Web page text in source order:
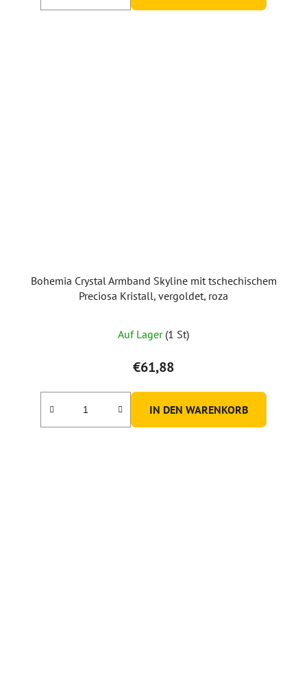
Bohemia Crystal Armband Skyline mit tschechischem
Preciosa Kristall, vergoldet, roza
Auf Lager (1 St)
€61,88
IN DEN WARENKORB